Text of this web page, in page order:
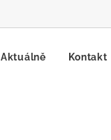
Aktuálně Kontakt